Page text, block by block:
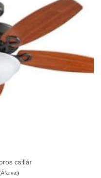
csillár
val)